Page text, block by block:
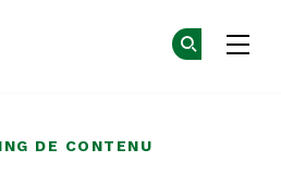
DE CONTENU